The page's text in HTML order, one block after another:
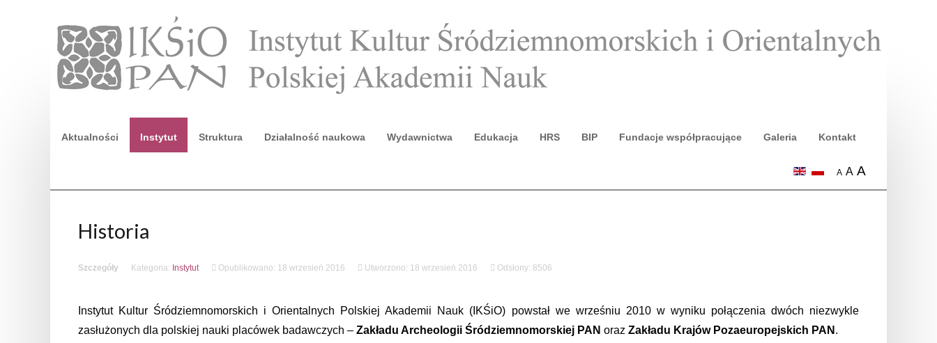
Aktualności Instytut Struktura Działalność naukowa Wydawnictwa Edukacja HRS BIP Fundacje współpracujące Galeria Kontakt
A A A
Historia
Szczegóły Kategoria: Instytut Opublikowano: 18 wrzesień 2016 Utworzono: 18 wrzesień 2016 Odsłony: 8506
Instytut Kultur Śródziemnomorskich i Orientalnych Polskiej Akademii Nauk (IKŚiO) powstał we wrześniu 2010 w wyniku połączenia dwóch niezwykle
zasłużonych dla polskiej nauki placówek badawczych – Zakładu Archeologii Śródziemnomorskiej PAN oraz Zakładu Krajów Pozaeuropejskich PAN .